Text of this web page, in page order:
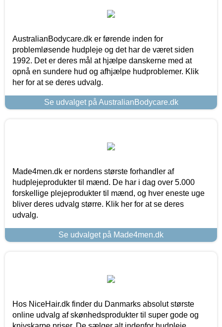
AustralianBodycare.dk er førende inden for
problemløsende hudpleje og det har de været siden
1992. Det er deres mål at hjælpe danskerne med at
opnå en sundere hud og afhjælpe hudproblemer. Klik
her for at se deres udvalg.
Se udvalget på AustralianBodycare.dk
Made4men.dk er nordens største forhandler af
hudplejeprodukter til mænd. De har i dag over 5.000
forskellige plejeprodukter til mænd, og hver eneste uge
bliver deres udvalg større. Klik her for at se deres
udvalg.
Se udvalget på Made4men.dk
Hos NiceHair.dk finder du Danmarks absolut største
online udvalg af skønhedsprodukter til super gode og